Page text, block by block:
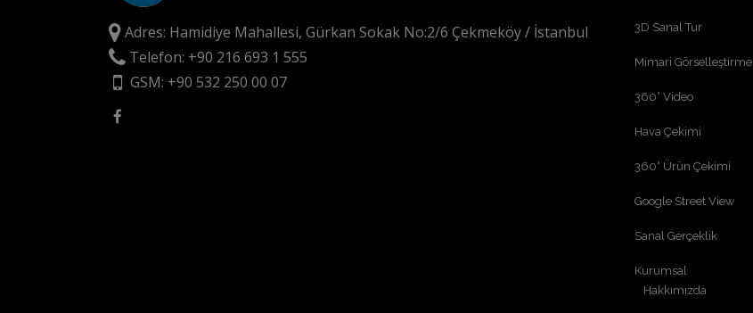
Adres: Hamidiye Mahallesi, Gürkan Sokak No:2/6 Çekmeköy / İstanbul
Telefon: +90 216 693 1 555
GSM: +90 532 250 00 07
3D Sanal Tur
Mimari Görselleştirme
360° Video
Hava Çekimi
360° Ürün Çekimi
Google Street View
Sanal Gerçeklik
Kurumsal
Hakkımızda